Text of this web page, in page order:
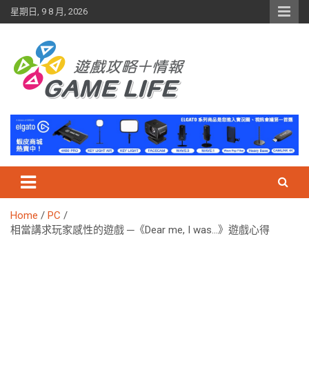
Skip
to
星期日, 9 8 月, 2026
Home
PC
相當講求玩家感性的遊戲 ─《Dear me, I was…》遊戲心得